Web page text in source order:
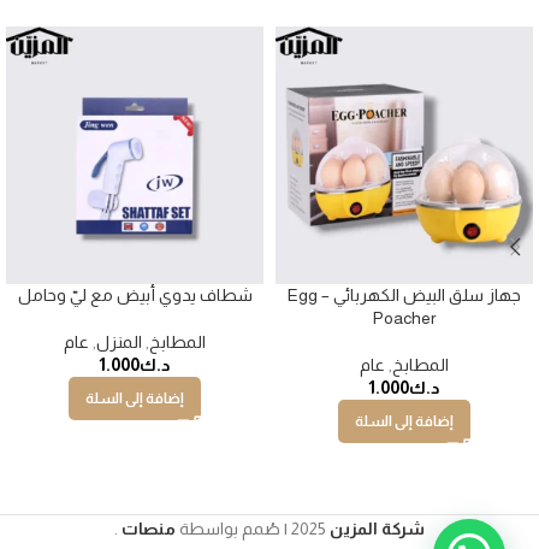
جهاز سلق البيض الكهربائي – Egg
Poacher
المطابخ
عام
د.ك1.000
إضافة إلى السلة
شطاف يدوي أبيض مع ليّ وحامل
المطابخ المنزل عام
د.ك1.000
إضافة إلى السلة
شركة المزين 2025 | صُمم بواسطة منصات